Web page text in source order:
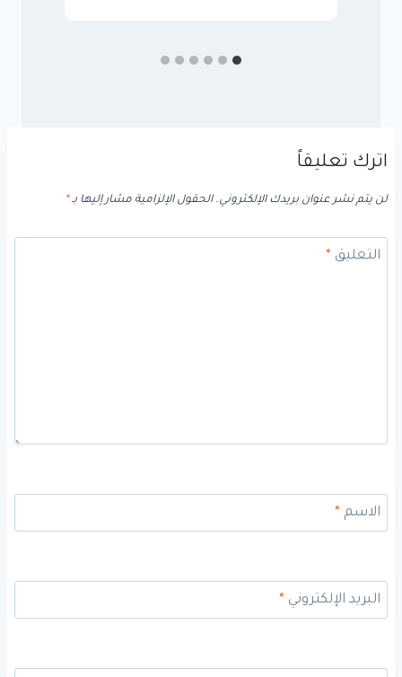
اترك تعليقاً
لن يتم نشر عنوان بريدك الإلكتروني. الحقول الإلزامية مشار إليها بـ*
التعليق*
الاسم*
البريد الإلكتروني*